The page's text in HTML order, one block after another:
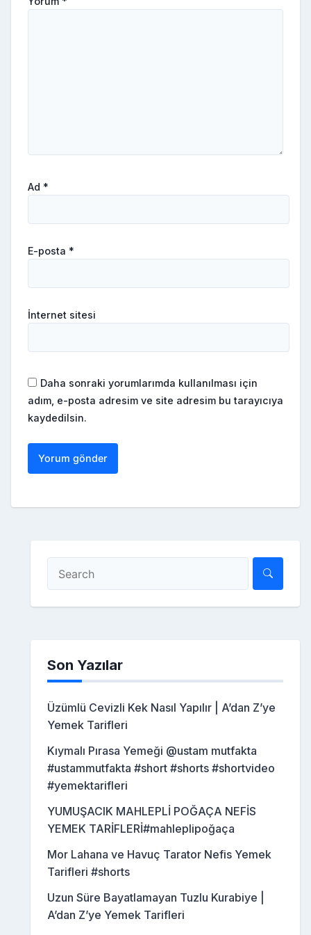
Ad *
E-posta *
İnternet sitesi
Daha sonraki yorumlarımda kullanılması için
adım, e-posta adresim ve site adresim bu tarayıcıya
kaydedilsin.
Son Yazılar
Üzümlü Cevizli Kek Nasıl Yapılır | A’dan Z’ye
Yemek Tarifleri
Kıymalı Pırasa Yemeği @ustam mutfakta
#ustammutfakta #short #shorts #shortvideo
#yemektarifleri
YUMUŞACIK MAHLEPLİ POĞAÇA NEFİS
YEMEK TARİFLERİ#mahleplipoğaça
Mor Lahana ve Havuç Tarator Nefis Yemek
Tarifleri #shorts
Uzun Süre Bayatlamayan Tuzlu Kurabiye |
A’dan Z’ye Yemek Tarifleri